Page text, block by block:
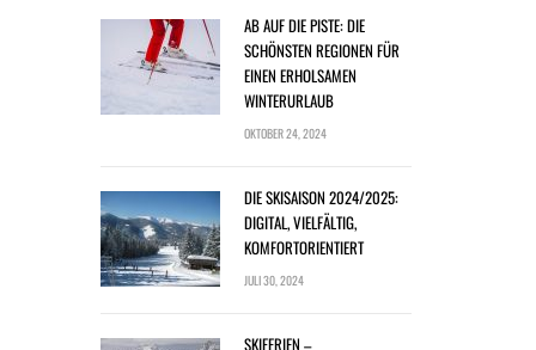
AB AUF DIE PISTE: DIE
SCHÖNSTEN REGIONEN FÜR
EINEN ERHOLSAMEN
WINTERURLAUB
OKTOBER 24, 2024
DIE SKISAISON 2024/2025:
DIGITAL, VIELFÄLTIG,
KOMFORTORIENTIERT
JULI 30, 2024
SKIFERIEN –